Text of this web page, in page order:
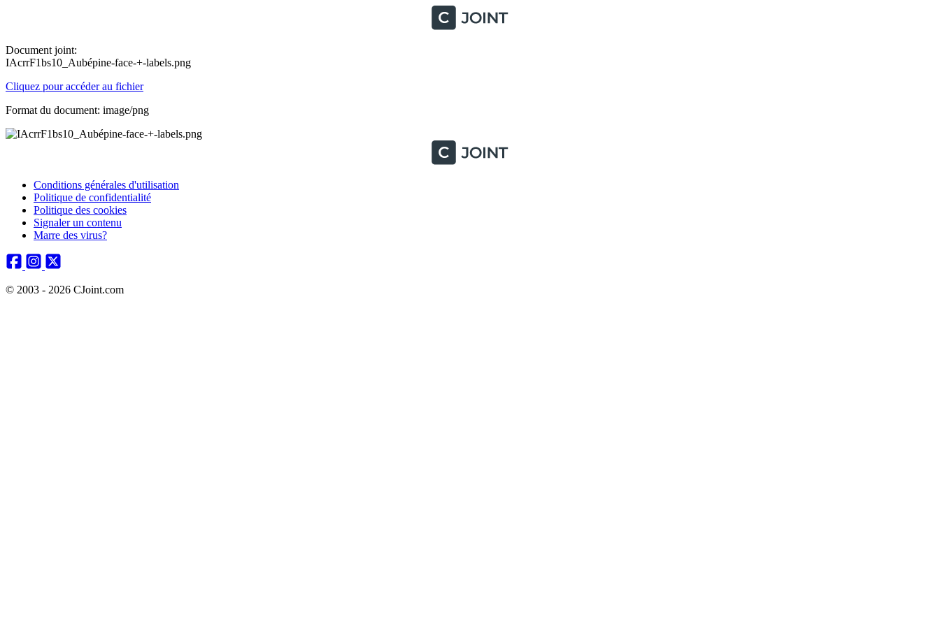
Document joint:
IAcrrF1bs10_Aubépine-face-+-labels.png
Cliquez pour accéder au fichier
Format du document: image/png
Conditions générales d'utilisation
Politique de confidentialité
Politique des cookies
Signaler un contenu
Marre des virus?
© 2003 - 2026 CJoint.com